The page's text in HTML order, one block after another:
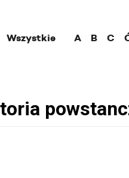
Wszystkie A B C